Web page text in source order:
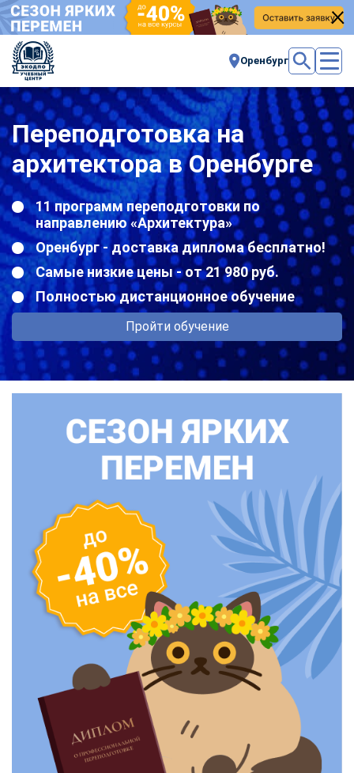
Оренбург
Переподготовка на
архитектора в Оренбурге
11 программ переподготовки по
направлению «Архитектура»
Оренбург - доставка диплома бесплатно!
Самые низкие цены - от 21 980 руб.
Полностью дистанционное обучение
Пройти обучение